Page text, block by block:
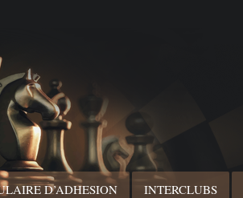
D’ADHESION INTERCLUBS